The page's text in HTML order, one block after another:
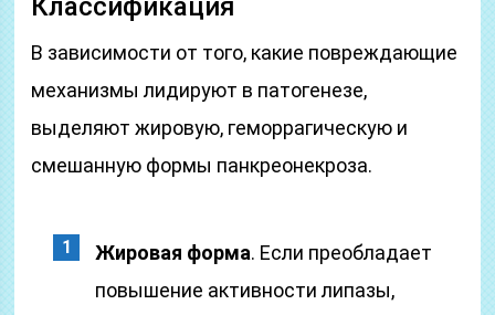
Классификация
В зависимости от того, какие повреждающие
механизмы лидируют в патогенезе,
выделяют жировую, геморрагическую и
смешанную формы панкреонекроза.
Жировая форма. Если преобладает
повышение активности липазы,